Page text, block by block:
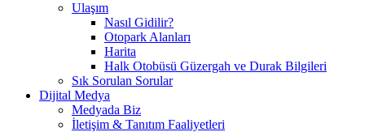
Ulaşım
Nasıl Gidilir?
Otopark Alanları
Harita
Halk Otobüsü Güzergah ve Durak Bilgileri
Sık Sorulan Sorular
Dijital Medya
Medyada Biz
İletişim & Tanıtım Faaliyetleri